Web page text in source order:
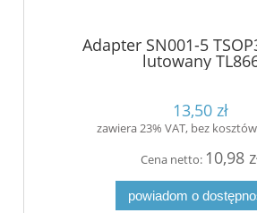
Adapter SN001-5
lutowany
13,50 zł
zawiera 23% VAT, bez
Cena netto: 10,98
powiadom o